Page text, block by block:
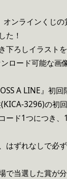
オンラインくじ
た！
下ろしイラスト
ロード可能な画
A LINE』初回
3296)の初
ード1つにつき、
はずれなしで必
で当選した賞が